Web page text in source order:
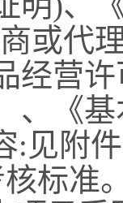
或代
经营
、《
:见附
标准